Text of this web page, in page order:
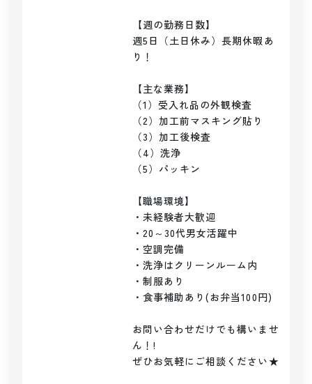
【週の勤務日数】
週5日（土日休み）長期休暇あ
り！
【主な業務】
（1）受入れ品の外観検査
（2）加工前マスキング貼り
（3）加工後検査
（4）洗浄
（5）パッキン
【職場環境】
・未経験者大歓迎
・20～30代男女活躍中
・空調完備
・洗浄はクリーンルーム内
・制服あり
・食事補助あり(お弁当100円)
お問い合わせだけでも構いませ
ん！!
ぜひお気軽にご相談ください★